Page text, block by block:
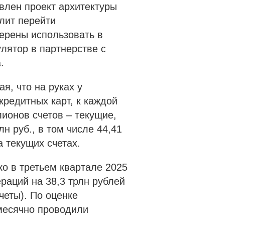
проект архитектуры
перейти
использовать в
в партнерстве с
что на руках у
карт, к каждой
счетов – текущие,
руб., в том числе 44,41
счетах.
в третьем квартале 2025
на 38,3 трлн рублей
По оценке
проводили